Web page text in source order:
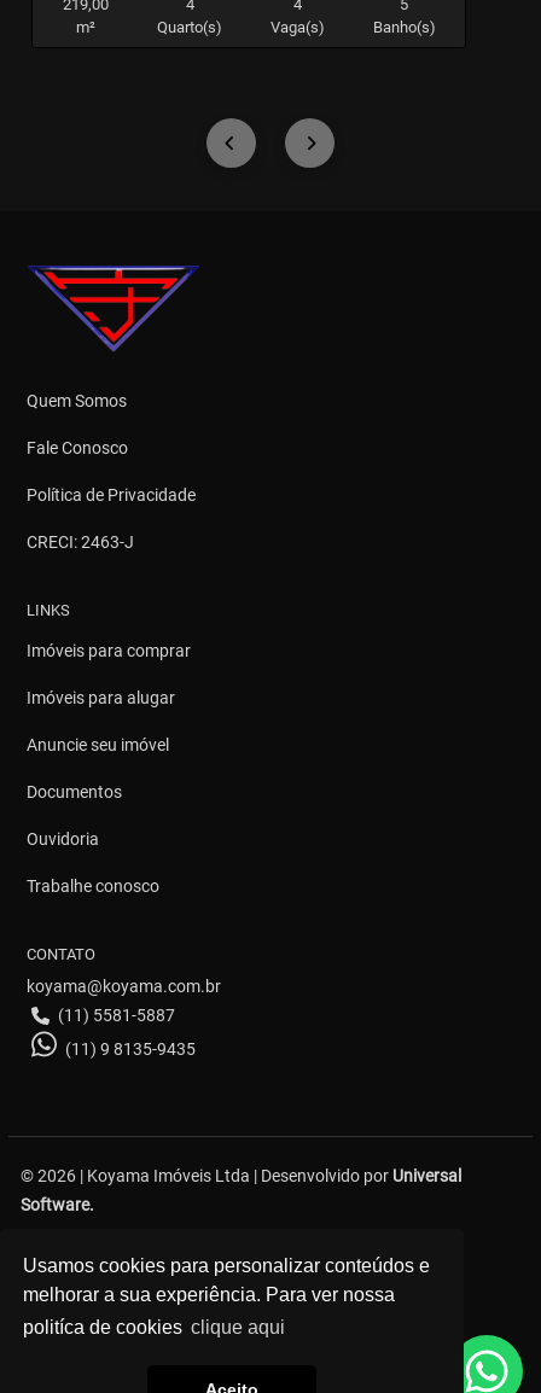
Usamos cookies para personalizar conteúdos e
melhorar a sua experiência. Para ver nossa
politíca de cookies clique aqui
219,00
m²
4
Quarto(s)
4
Vaga(s)
5
Banho(s)
Quem Somos
Fale Conosco
Política de Privacidade
CRECI: 2463-J
LINKS
Imóveis para comprar
Imóveis para alugar
Anuncie seu imóvel
Documentos
Ouvidoria
Trabalhe conosco
CONTATO
koyama@koyama.com.br
(11) 5581-5887
(11) 9 8135-9435
© 2026 | Koyama Imóveis Ltda | Desenvolvido por Universal
Software.
Avenida Bosque da Saúde, 376 - Saúde - São Paulo